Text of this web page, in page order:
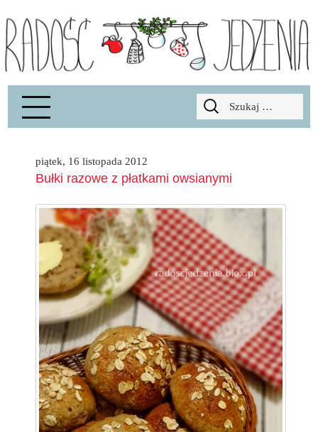
Radość Jedzenia – blog kulinarny
Szukaj:
piątek, 16 listopada 2012
Bułki razowe z płatkami owsianymi